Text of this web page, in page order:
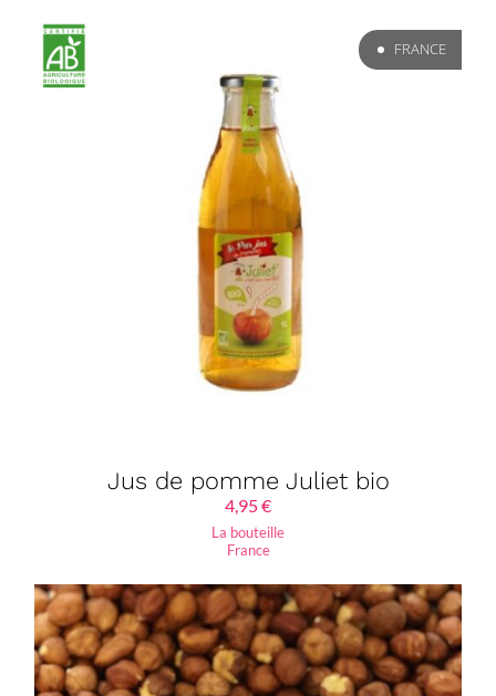
FRANCE
Jus de pomme Juliet bio
4,95€
La bouteille
France